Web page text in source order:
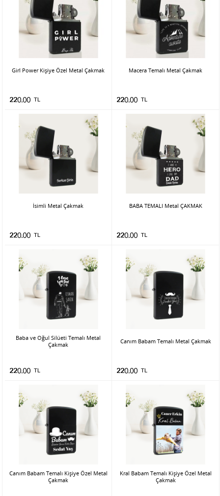
Girl Power Kişiye Özel Metal Çakmak
220.00 TL
Macera Temalı Metal Çakmak
220.00 TL
İsimli Metal Çakmak
220.00 TL
BABA TEMALI Metal ÇAKMAK
220.00 TL
Baba ve Oğul Silüeti Temalı Metal
Çakmak
220.00 TL
Canım Babam Temalı Metal Çakmak
220.00 TL
Canım Babam Temalı Kişiye Özel Metal
Çakmak
Kral Babam Temalı Kişiye Özel Metal
Çakmak